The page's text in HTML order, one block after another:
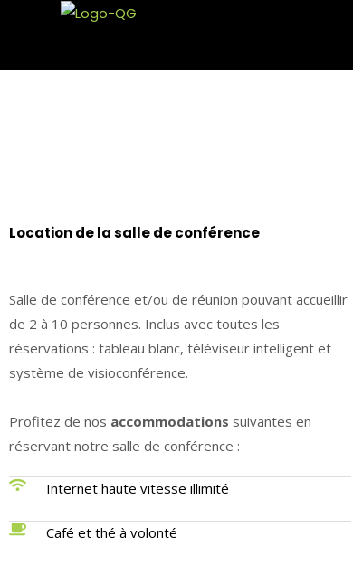
Location de la salle de conférence
Salle de conférence et/ou de réunion pouvant accueillir
de 2 à 10 personnes. Inclus avec toutes les
réservations : tableau blanc, téléviseur intelligent et
système de visioconférence.
Profitez de nos accommodations suivantes en
réservant notre salle de conférence :
Internet haute vitesse illimité
Café et thé à volonté